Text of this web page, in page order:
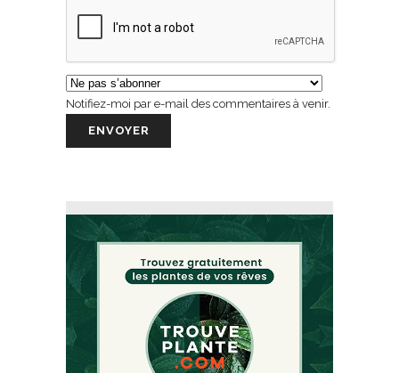
Notifiez-moi par e-mail des commentaires à venir.